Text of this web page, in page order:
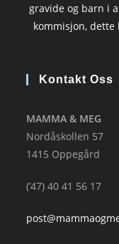
gravide og barn i
kommisjon, dette
Kontakt Oss
MAMMA & MEG
Nordåskollen 57
1415 Oppegård
(’47) 40 41 56 17